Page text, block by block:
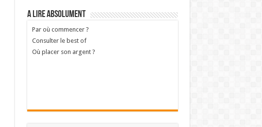
A lire absolument
Par où commencer ?
Consulter le best of
Où placer son argent ?